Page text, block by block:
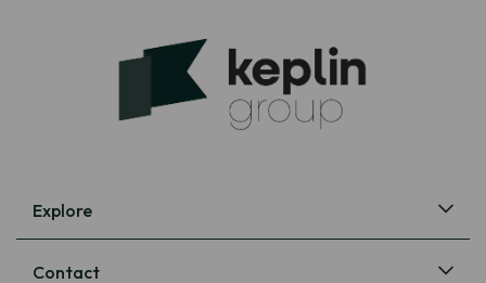
Explore
Contact